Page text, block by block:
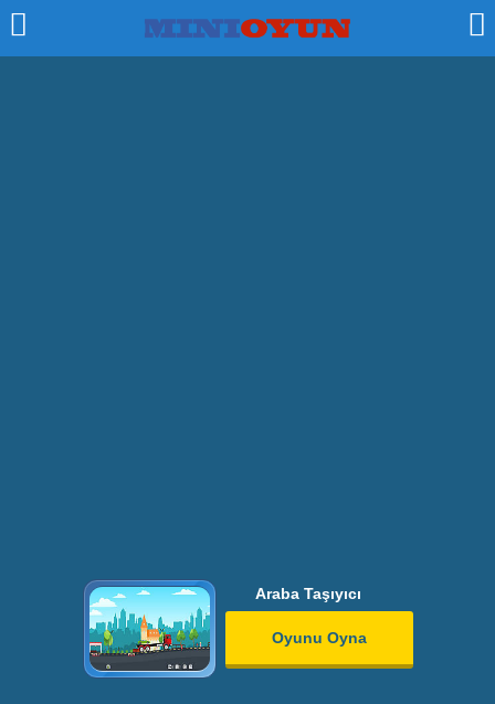
Araba Taşıyıcı
Oyunu Oyna